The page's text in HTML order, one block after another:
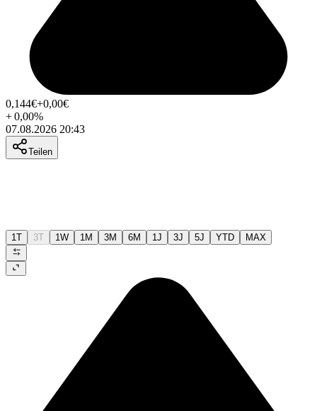
0,144€+0,00€
+0,00%
07.08.2026 20:43
Teilen
1T 3T 1W 1M 3M 6M 1J 3J 5J YTD MAX